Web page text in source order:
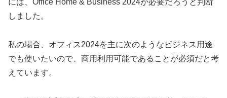
には、Office Home & Business 2024が必要だろうと判断
しました。
私の場合、オフィス2024を主に次のようなビジネス用途
でも使いたいので、商用利用可能であることが必須だと考
えています。